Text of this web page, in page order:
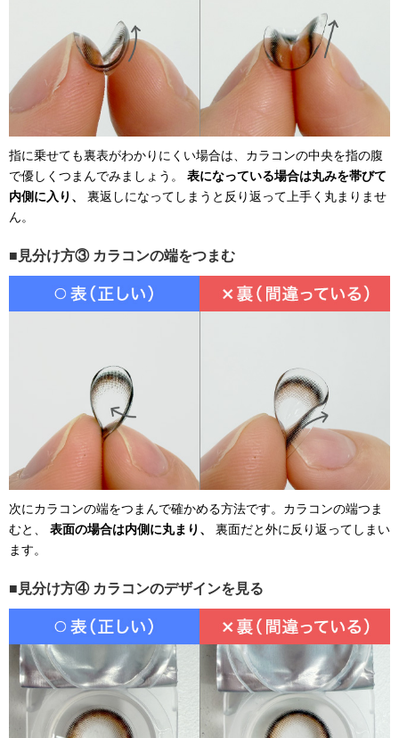
指に乗せても裏表がわかりにくい場合は、カラコンの中央を指の腹
で優しくつまんでみましょう。 表になっている場合は丸みを帯びて
内側に入り、
裏返しになってしまうと反り返って上手く丸まりませ
ん。
見分け方③ カラコンの端をつまむ
次にカラコンの端をつまんで確かめる方法です。カラコンの端つま
むと、 表面の場合は内側に丸まり、
裏面だと外に反り返ってしまい
ます。
見分け方④ カラコンのデザインを見る